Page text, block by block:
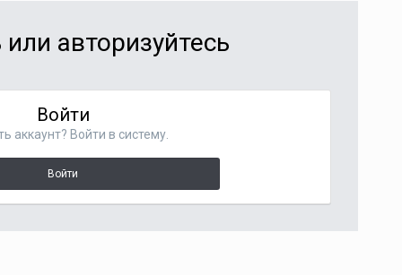
авторизуйтесь
Войти
аккаунт? Войти в систему.
Войти